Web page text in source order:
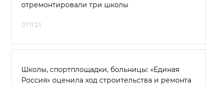
отремонтировали три школы
07.11.25
Школы, спортплощадки, больницы: «Единая
Россия» оценила ход строительства и ремонта